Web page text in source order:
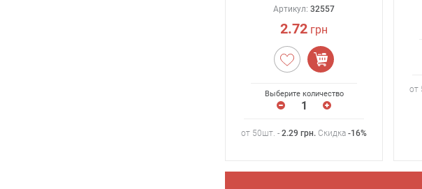
Артикул:32557
2.72 грн
Выберите количество
от 50шт. -2.29 грн. Скидка-16%
от